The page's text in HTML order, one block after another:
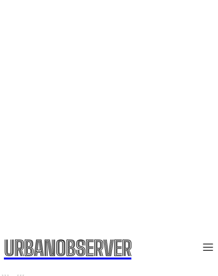
URBANOBSERVER